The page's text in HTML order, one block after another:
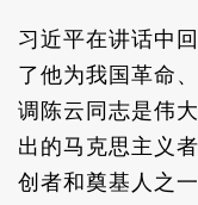
习近平在讲话中
了他为我国革命
调陈云同志是伟
出的马克思主义
创者和奠基人之